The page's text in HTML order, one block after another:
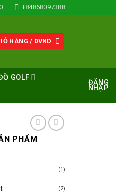
+84868097388
HÀNG / 0VND
GOLF
ĐĂNG
NHẬP
PHẨM
(1)
(2)